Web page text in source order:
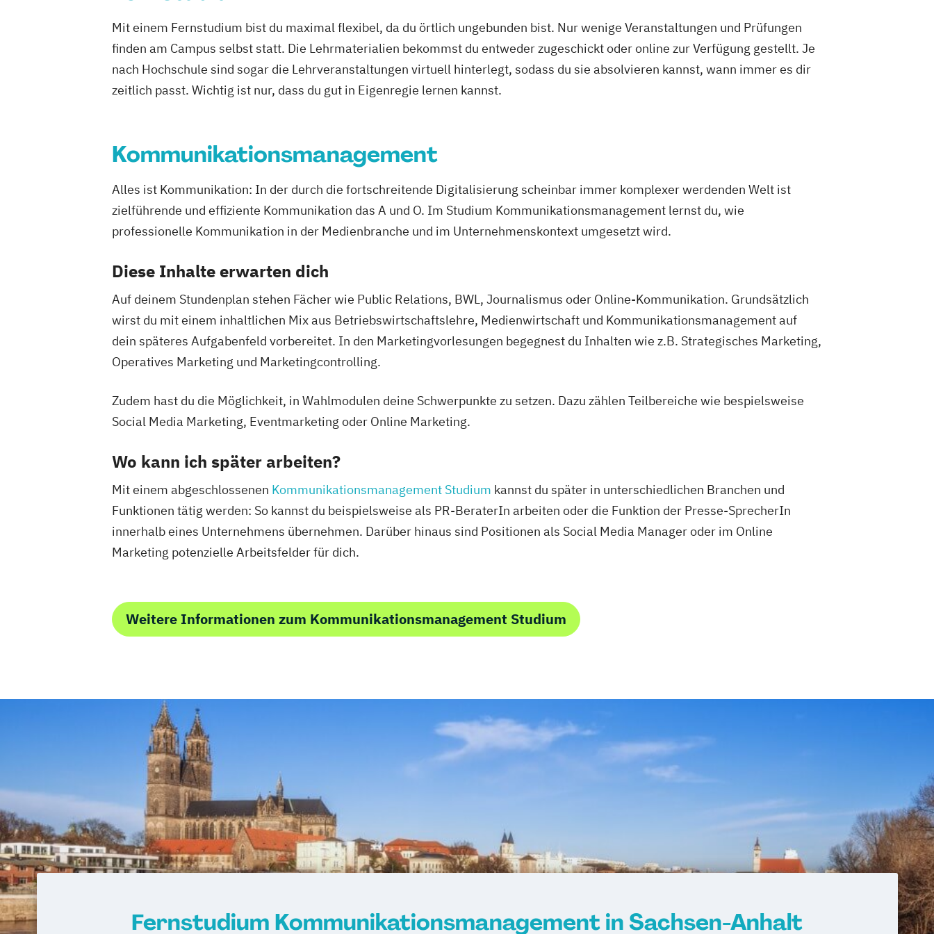
Mit einem Fernstudium bist du maximal flexibel, da du örtlich ungebunden bist. Nur wenige Veranstaltungen und Prüfungen
finden am Campus selbst statt. Die Lehrmaterialien bekommst du entweder zugeschickt oder online zur Verfügung gestellt. Je
nach Hochschule sind sogar die Lehrveranstaltungen virtuell hinterlegt, sodass du sie absolvieren kannst, wann immer es dir
zeitlich passt. Wichtig ist nur, dass du gut in Eigenregie lernen kannst.
Kommunikationsmanagement
Alles ist Kommunikation: In der durch die fortschreitende Digitalisierung scheinbar immer komplexer werdenden Welt ist
zielführende und effiziente Kommunikation das A und O. Im Studium Kommunikationsmanagement lernst du, wie
professionelle Kommunikation in der Medienbranche und im Unternehmenskontext umgesetzt wird.
Diese Inhalte erwarten dich
Auf deinem Stundenplan stehen Fächer wie Public Relations, BWL, Journalismus oder Online-Kommunikation. Grundsätzlich
wirst du mit einem inhaltlichen Mix aus Betriebswirtschaftslehre, Medienwirtschaft und Kommunikationsmanagement auf
dein späteres Aufgabenfeld vorbereitet. In den Marketingvorlesungen begegnest du Inhalten wie z.B. Strategisches Marketing,
Operatives Marketing und Marketingcontrolling.
Zudem hast du die Möglichkeit, in Wahlmodulen deine Schwerpunkte zu setzen. Dazu zählen Teilbereiche wie bespielsweise
Social Media Marketing, Eventmarketing oder Online Marketing.
Wo kann ich später arbeiten?
Mit einem abgeschlossenen Kommunikationsmanagement Studium kannst du später in unterschiedlichen Branchen und
Funktionen tätig werden: So kannst du beispielsweise als PR-BeraterIn arbeiten oder die Funktion der Presse-SprecherIn
innerhalb eines Unternehmens übernehmen. Darüber hinaus sind Positionen als Social Media Manager oder im Online
Marketing potenzielle Arbeitsfelder für dich.
Weitere Informationen zum Kommunikationsmanagement Studium
Fernstudium Kommunikationsmanagement in Sachsen-Anhalt